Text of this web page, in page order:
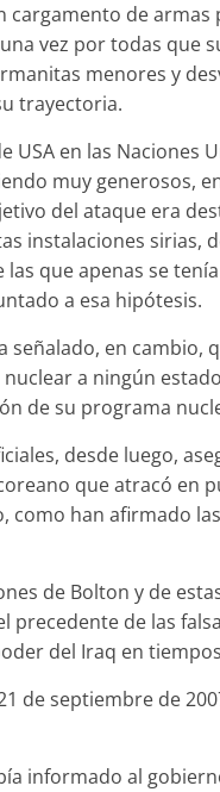
de armas
vez por todas que
menores y
trayectoria.
USA en las
muy generosos,
del ataque era
instalaciones sirias,
que apenas se
a esa hipótesis.
señalado, en
a ningún
de su programa
desde luego,
que atracó en
como han afirmado
de Bolton y de
de las
del Iraq en
de septiembre de
informado al